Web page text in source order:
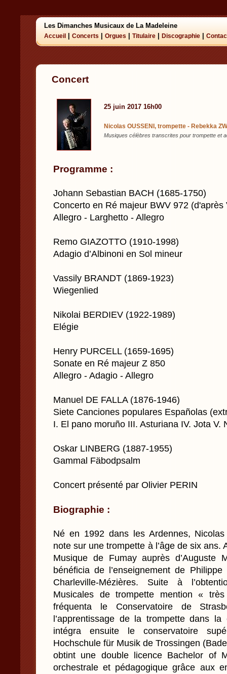
Les Dimanches Musicaux de La Madeleine
Accueil Concerts Orgues Titulaire Discographie
Concert
25 juin 2017 16h00
Nicolas OUSSENI, trompette - Rebekka
Musiques célèbres transcrites pour trompette et
Programme :
Johann Sebastian BACH (1685-1750)
Concerto en Ré majeur BWV 972 (d'après
Allegro - Larghetto - Allegro
Remo GIAZOTTO (1910-1998)
Adagio d’Albinoni en Sol mineur
Vassily BRANDT (1869-1923)
Wiegenlied
Nikolai BERDIEV (1922-1989)
Elégie
Henry PURCELL (1659-1695)
Sonate en Ré majeur Z 850
Allegro - Adagio - Allegro
Manuel DE FALLA (1876-1946)
Siete Canciones populares Españolas
I. El pano moruño III. Asturiana IV. Jota V.
Oskar LINBERG (1887-1955)
Gammal Fäbodpsalm
Concert présenté par Olivier PERIN
Biographie :
Né en 1992 dans les Ardennes,
note sur une trompette à l’âge de six ans.
Musique de Fumay auprès d’Auguste
bénéficia de l’enseignement de
Charleville-Mézières. Suite à
Musicales de trompette mention «
fréquenta le Conservatoire de
l’apprentissage de la trompette dans
intégra ensuite le conservatoire
Hochschule für Musik de Trossingen
obtint une double licence Bachelor of
orchestrale et pédagogique grâce aux